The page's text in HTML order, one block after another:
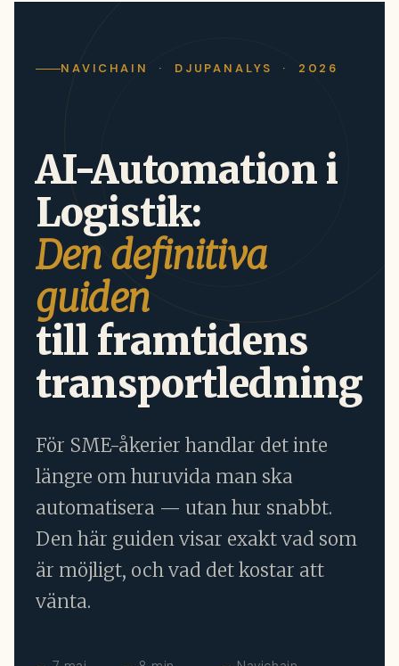
NAVICHAIN · DJUPANALYS · 2026
AI-Automation i
Logistik:
Den definitiva
guiden
till framtidens
transportledning
För SME-åkerier handlar det inte
längre om huruvida man ska
automatisera — utan hur snabbt.
Den här guiden visar exakt vad som
är möjligt, och vad det kostar att
vänta.